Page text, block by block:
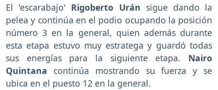
El 'escarabajo' Rigoberto Urán sigue dando la
pelea y continúa en el podio ocupando la posición
número 3 en la general, quien además durante
esta etapa estuvo muy estratega y guardó todas
sus energías para la siguiente etapa. Nairo
Quintana continúa mostrando su fuerza y se
ubica en el puesto 12 en la general.